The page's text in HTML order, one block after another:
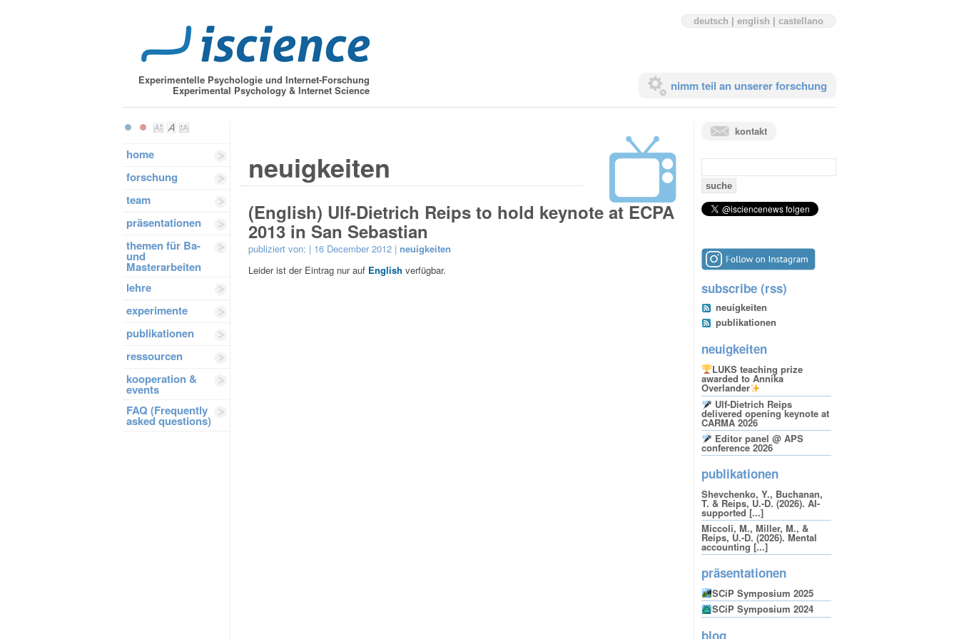
Experimentelle Psychologie und Internet-Forschung
Experimental Psychology & Internet Science
deutsch english castellano
nimm teil an unserer forschung
home
forschung
team
präsentationen
themen für Ba-
und
Masterarbeiten
lehre
experimente
publikationen
ressourcen
kooperation &
events
FAQ (Frequently
asked questions)
neuigkeiten
(English) Ulf-Dietrich Reips to hold keynote at ECPA
2013 in San Sebastian
publiziert von: | 16 December 2012 | neuigkeiten
Leider ist der Eintrag nur auf English verfügbar.
kontakt
suchen
nach:
subscribe (rss)
neuigkeiten
publikationen
neuigkeiten
LUKS teaching prize
awarded to Annika
Overlander
Ulf-Dietrich Reips
delivered opening keynote at
CARMA 2026
Editor panel @ APS
conference 2026
publikationen
Shevchenko, Y., Buchanan,
T. & Reips, U.-D. (2026). AI-
supported [...]
Miccoli, M., Miller, M., &
Reips, U.-D. (2026). Mental
accounting [...]
präsentationen
SCiP Symposium 2025
SCiP Symposium 2024
blog